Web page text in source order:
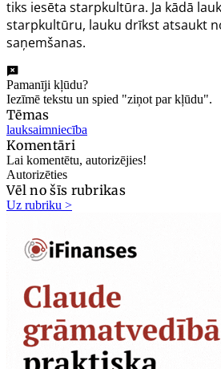
tiks iesēta starpkultūra. Ja kādā
starpkultūru, lauku drīkst atsaukt
saņemšanas.
Pamanīji kļūdu?
Iezīmē tekstu un spied "ziņot par kļūdu".
Tēmas
lauksaimniecība
Komentāri
Lai komentētu, autorizējies!
Autorizēties
Vēl no šīs rubrikas
Uz rubriku >